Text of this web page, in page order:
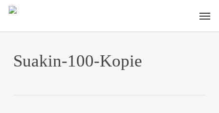
Skip
main
Suakin-100-Kopie